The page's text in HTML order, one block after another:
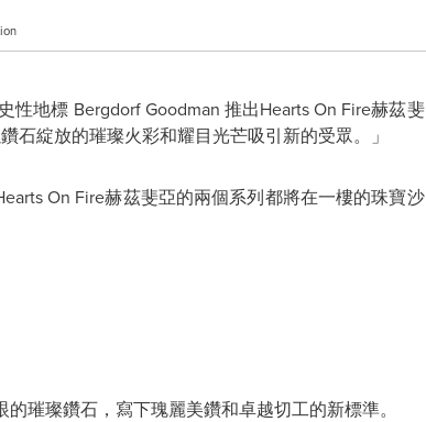
性地標 Bergdorf Goodman 推出Hearts On Fire赫茲斐
綻放的璀璨火彩和耀目光芒吸引新的受眾。」
On Fire赫茲斐亞的兩個系列都將在一樓的珠寶沙
璀璨鑽石，寫下瑰麗美鑽和卓越切工的新標準。